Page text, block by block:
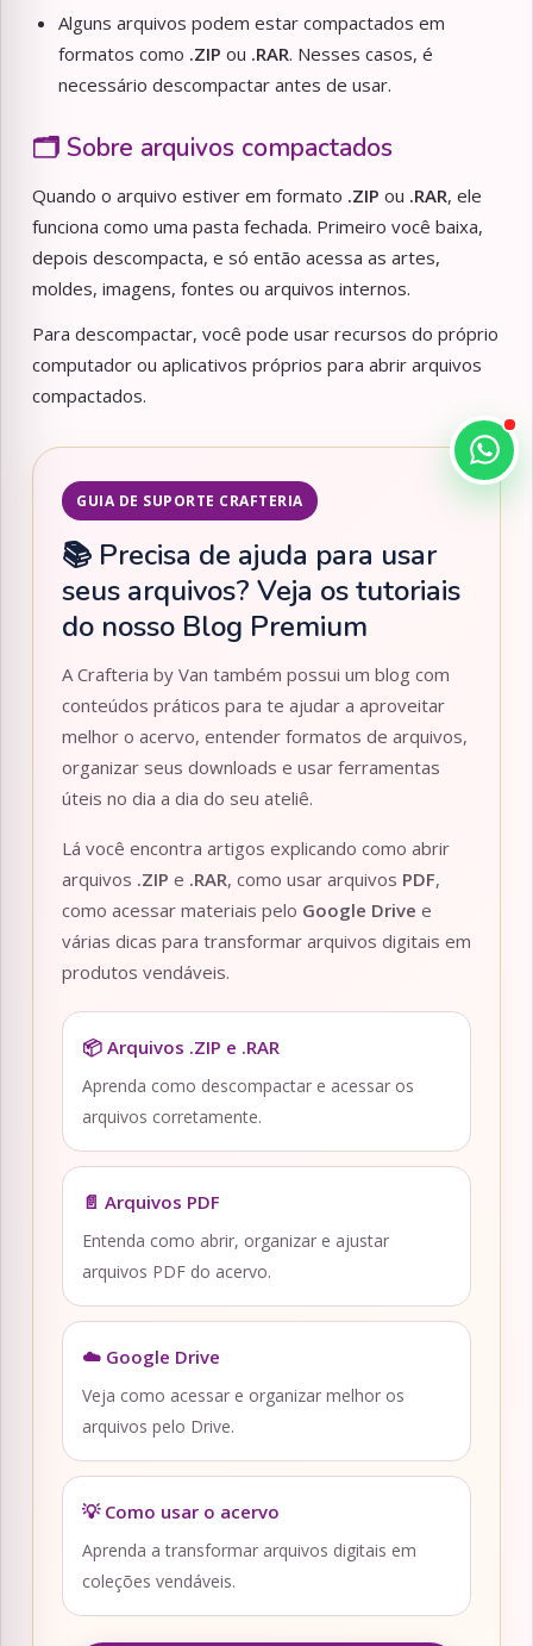
Alguns arquivos podem estar compactados em
formatos como .ZIP ou .RAR. Nesses casos, é
necessário descompactar antes de usar.
🗂️ Sobre arquivos compactados
Quando o arquivo estiver em formato .ZIP ou .RAR, ele
funciona como uma pasta fechada. Primeiro você baixa,
depois descompacta, e só então acessa as artes,
moldes, imagens, fontes ou arquivos internos.
Para descompactar, você pode usar recursos do próprio
computador ou aplicativos próprios para abrir arquivos
compactados.
GUIA DE SUPORTE CRAFTERIA
📚 Precisa de ajuda para usar
seus arquivos? Veja os tutoriais
do nosso Blog Premium
A Crafteria by Van também possui um blog com
conteúdos práticos para te ajudar a aproveitar
melhor o acervo, entender formatos de arquivos,
organizar seus downloads e usar ferramentas
úteis no dia a dia do seu ateliê.
Lá você encontra artigos explicando como abrir
arquivos .ZIP e .RAR, como usar arquivos PDF,
como acessar materiais pelo Google Drive e
várias dicas para transformar arquivos digitais em
produtos vendáveis.
📦 Arquivos .ZIP e .RAR
Aprenda como descompactar e acessar os
arquivos corretamente.
📄 Arquivos PDF
Entenda como abrir, organizar e ajustar
arquivos PDF do acervo.
☁️ Google Drive
Veja como acessar e organizar melhor os
arquivos pelo Drive.
💡 Como usar o acervo
Aprenda a transformar arquivos digitais em
coleções vendáveis.